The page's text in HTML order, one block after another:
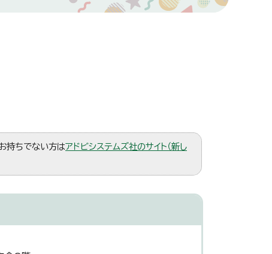
持ちでない方はアドビシステムズ社のサイト（新し